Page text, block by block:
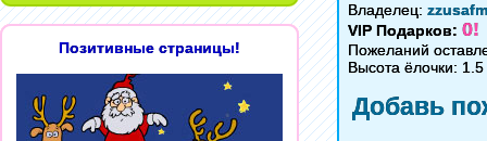
Позитивные страницы!
Владелец:
VIP Подарков: 0!
Пожеланий
Высота ёлочки:
Добавь